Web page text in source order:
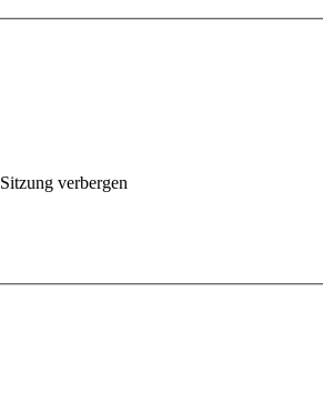
verbergen